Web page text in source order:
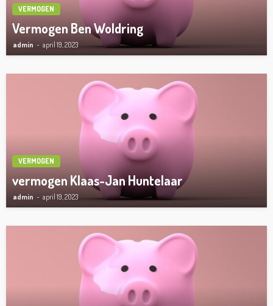
VERMOGEN
Vermogen Ben Woldring
admin april 19, 2023
VERMOGEN
vermogen Klaas-Jan Huntelaar
admin april 19, 2023